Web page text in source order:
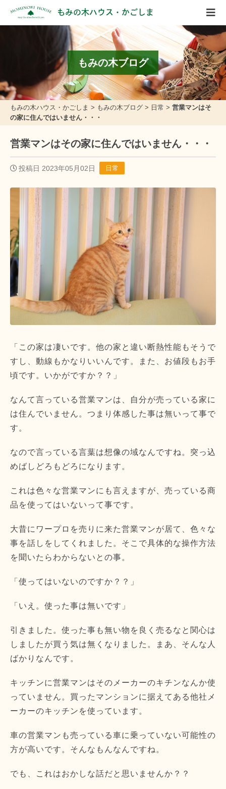
もみの木ハウス・かごしま
もみの木ブログ
もみの木ハウス・かごしま > もみの木ブログ > 日常 > 営業マンはそ
の家に住んではいません・・・
営業マンはその家に住んではいません・・・
投稿日 2023年05月02日 日常
「この家は凄いです。他の家と違い断熱性能もそうで
すし、動線もかなりいいんです。また、お値段もお手
頃です。いかがですか？？」
なんて言っている営業マンは、自分が売っている家に
は住んでいません。つまり体感した事は無いって事で
す。
なので言っている言葉は想像の域なんですね。突っ込
めばしどろもどろになります。
これは色々な営業マンにも言えますが、売っている商
品を使ってはいないって事です。
大昔にワープロを売りに来た営業マンが居て、色々な
事を話しをしてくれました。そこで具体的な操作方法
を聞いたらわからないとの事。
「使ってはいないのですか？？」
「いえ。使った事は無いです」
引きました。使った事も無い物を良く売るなと関心は
しましたが買う気は無くなりました。まあ、そんな人
ばかりなんです。
キッチンに営業マンはそのメーカーのキチンなんか使
っていません。買ったマンションに据えてある他社メ
ーカーのキッチンを使っています。
車の営業マンも売っている車に乗っていない可能性の
方が高いです。そんなもんなんですね。
でも、これはおかしな話だと思いませんか？？